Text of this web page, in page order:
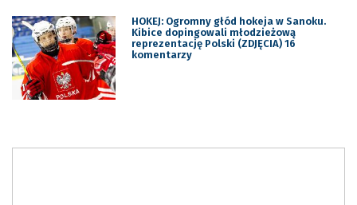
HOKEJ: Ogromny głód hokeja w Sanoku.
Kibice dopingowali młodzieżową
reprezentację Polski (ZDJĘCIA) 16
komentarzy